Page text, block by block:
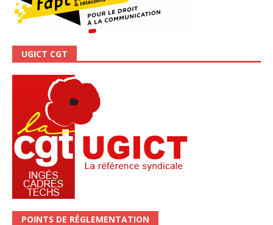
UGICT CGT
POINTS DE RÉGLEMENTATION